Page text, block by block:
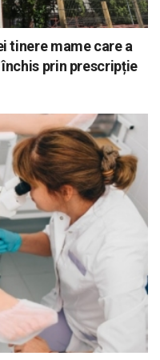
tinere mame care a
închis prin prescripție